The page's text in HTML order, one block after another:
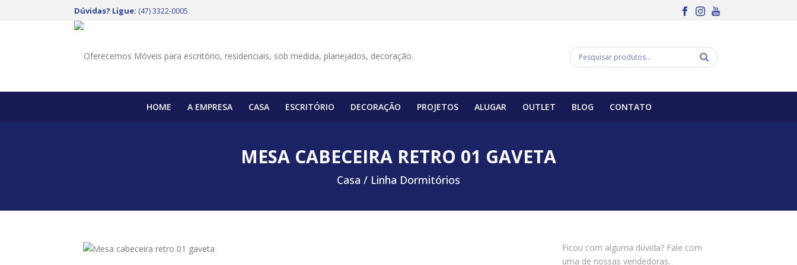
Dúvidas? Ligue: (47) 3322-0005
HOME A EMPRESA CASA ESCRITÓRIO DECORAÇÃO PROJETOS ALUGAR OUTLET BLOG CONTATO
MESA CABECEIRA RETRO 01 GAVETA
Casa / Linha Dormitórios
Ficou com alguma dúvida? Fale com
uma de nossas vendedoras.